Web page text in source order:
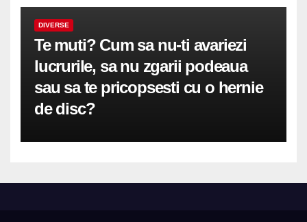
DIVERSE
Te muti? Cum sa nu-ti avariezi
lucrurile, sa nu zgarii podeaua
sau sa te pricopsesti cu o hernie
de disc?